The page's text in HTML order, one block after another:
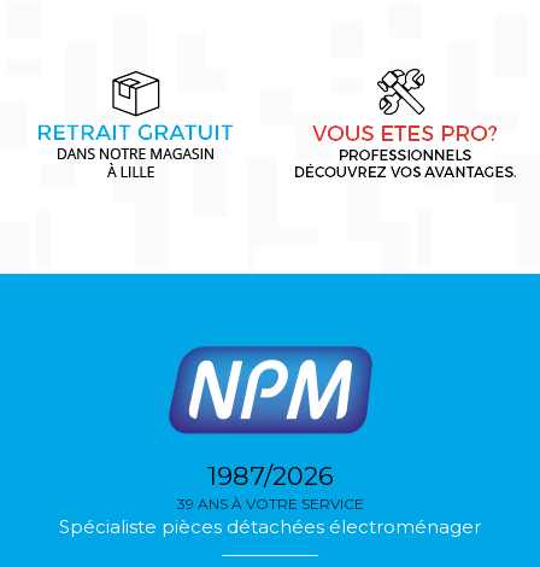
1987/2026
39 ANS À VOTRE SERVICE
Spécialiste pièces détachées électroménager